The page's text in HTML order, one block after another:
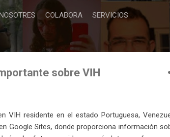
COLABORA
SERVICIOS
sobre VIH
VIH residente en el estado Portuguesa,
Google Sites, donde proporciona información